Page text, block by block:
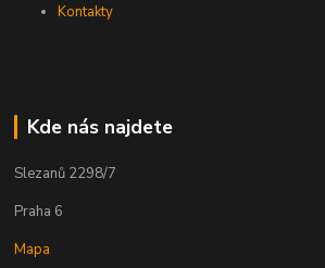
Kontakty
Kde nás najdete
Slezanů 2298/7
Praha 6
Mapa